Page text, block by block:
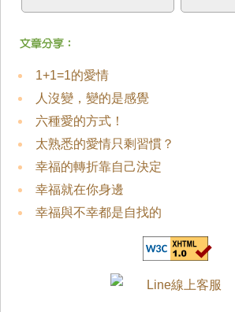
1+1=1的愛情
人沒變，變的是感覺
六種愛的方式！
太熟悉的愛情只剩習慣？
幸福的轉折靠自己決定
幸福就在你身邊
幸福與不幸都是自找的